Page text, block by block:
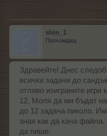
slon_1
Прохождащ
Здравейте! Днес
всички задачи до
отляво изиграните
12. Моля да ми бъдат
до 12 задача пиколо.
зная как да кача файла.
да пише.